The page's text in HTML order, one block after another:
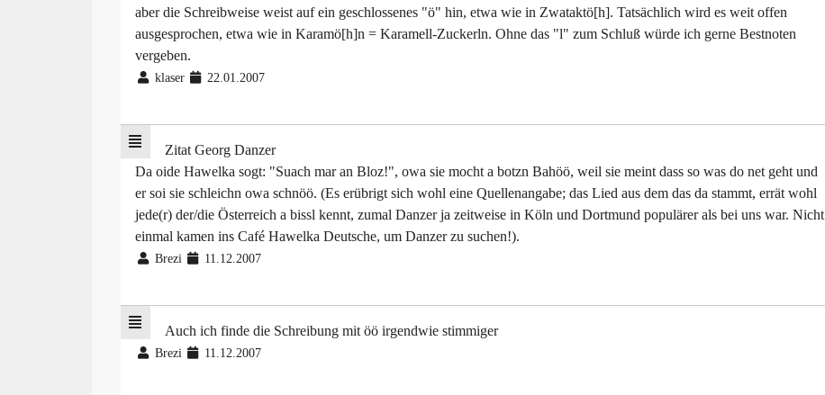
aber die Schreibweise weist auf ein geschlossenes "ö" hin, etwa wie in Zwataktö[h]. Tatsächlich wird es weit offen
ausgesprochen, etwa wie in Karamö[h]n = Karamell-Zuckerln. Ohne das "l" zum Schluß würde ich gerne Bestnoten
vergeben.
klaser 22.01.2007
Zitat Georg Danzer
Da oide Hawelka sogt: "Suach mar an Bloz!", owa sie mocht a botzn Bahöö, weil sie meint dass so was do net geht und
er soi sie schleichn owa schnöö. (Es erübrigt sich wohl eine Quellenangabe; das Lied aus dem das da stammt, errät wohl
jede(r) der/die Österreich a bissl kennt, zumal Danzer ja zeitweise in Köln und Dortmund populärer als bei uns war. Nicht
einmal kamen ins Café Hawelka Deutsche, um Danzer zu suchen!).
Brezi 11.12.2007
Auch ich finde die Schreibung mit öö irgendwie stimmiger
Brezi 11.12.2007